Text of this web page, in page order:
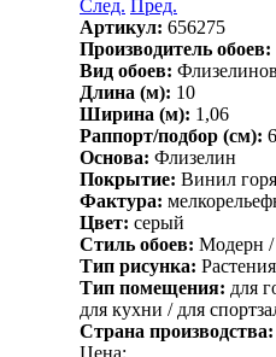
След. Пред.
Артикул: 656275
Производитель обоев:
Вид обоев:
Длина (м): 10
Ширина (м): 1,06
Раппорт/подбор (см):
Основа: Флизелин
Покрытие: Винил
Фактура:
Цвет: серый
Стиль обоев: Модерн /
Тип рисунка: Растения
Тип помещения: для
для кухни / для
Страна
Цена: